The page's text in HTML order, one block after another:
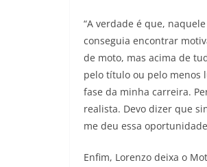
“A verdade é que,
conseguia encontrar
de moto, mas acima de
pelo título ou pelo menos
fase da minha carreira.
realista. Devo dizer que
me deu essa
Enfim, Lorenzo deixa o